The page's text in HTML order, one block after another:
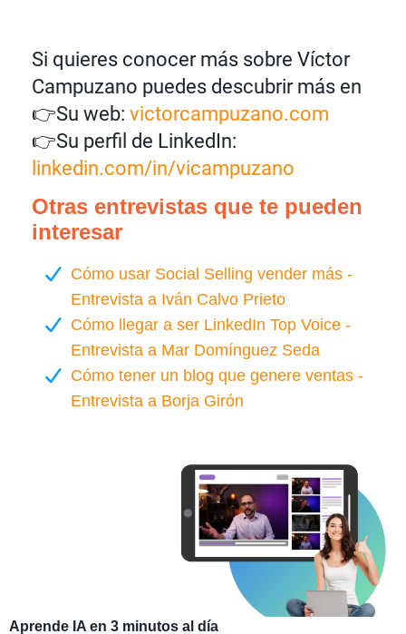
Si quieres conocer más sobre Víctor
Campuzano puedes descubrir más en
👉Su web: victorcampuzano.com
👉Su perfil de LinkedIn:
linkedin.com/in/vicampuzano
Otras entrevistas que te pueden
interesar
Cómo usar Social Selling vender más -
Entrevista a Iván Calvo Prieto
Cómo llegar a ser LinkedIn Top Voice -
Entrevista a Mar Domínguez Seda
Cómo tener un blog que genere ventas -
Entrevista a Borja Girón
Aprende IA en 3 minutos al día